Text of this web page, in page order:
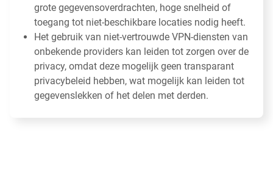
grote gegevensoverdrachten, hoge snelheid of
toegang tot niet-beschikbare locaties nodig heeft.
Het gebruik van niet-vertrouwde VPN-diensten van
onbekende providers kan leiden tot zorgen over de
privacy, omdat deze mogelijk geen transparant
privacybeleid hebben, wat mogelijk kan leiden tot
gegevenslekken of het delen met derden.